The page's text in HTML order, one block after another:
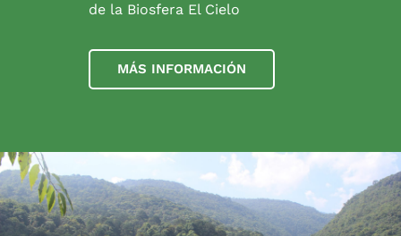
de la Biosfera El Cielo
MÁS INFORMACIÓN